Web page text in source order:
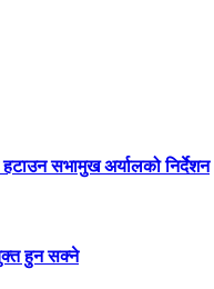
सभामुख अर्यालको निर्देशन
हुन सक्ने